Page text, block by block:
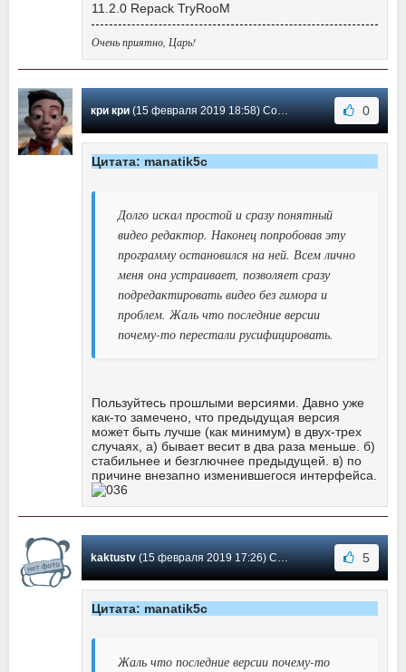
11.2.0 Repack TryRooM
Очень приятно, Царь!
кри кри(15 февраля 2019 18:58) Сообщение #156 0
Цитата: manatik5c
Долго искал простой и сразу понятный
видео редактор. Наконец попробовав эту
программу остановился на ней. Всем лично
меня она устраивает, позволяет сразу
подредактировать видео без гимора и
проблем. Жаль что последние версии
почему-то перестали русифицировать.
Пользуйтесь прошлыми версиями. Давно уже
как-то замечено, что предыдущая версия
может быть лучше (как минимум) в двух-трех
случаях, а) бывает весит в два раза меньше. б)
стабильнее и безглючнее предыдущей. в) по
причине внезапно изменившегося интерфейса.
kaktustv(15 февраля 2019 17:26) Сообщение #155 5
Цитата: manatik5c
Жаль что последние версии почему-то